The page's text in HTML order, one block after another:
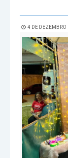
4 DE DEZEMBRO